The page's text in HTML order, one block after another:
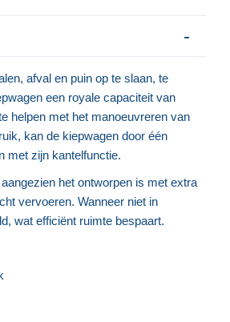
afval en puin op te slaan, te
een royale capaciteit van
helpen met het manoeuvreren van
kan de kiepwagen door één
met zijn kantelfunctie.
het ontworpen is met extra
vervoeren. Wanneer niet in
wat efficiënt ruimte bespaart.